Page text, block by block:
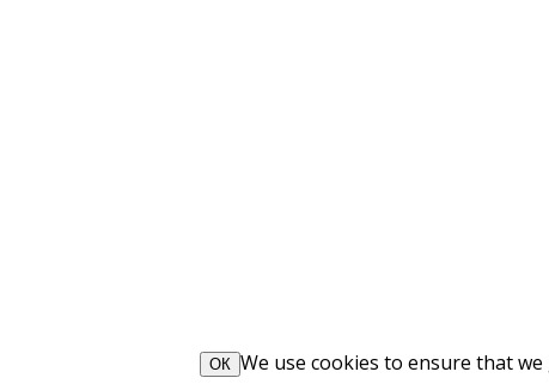
We use cookies to ensure that
ОК